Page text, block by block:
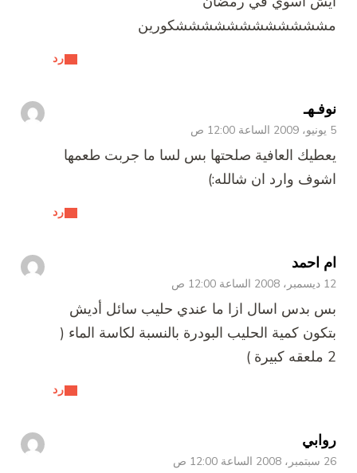
رد
مششششششششششششكورين
نوفـهـ
5 يونيو، 2009 الساعة 12:00 ص
رد
يعطيك العافية صلحتها بس لسا ما جربت طعمها
اشوف وارد ان شالله:)
ام احمد
12 ديسمبر، 2008 الساعة 12:00 ص
رد
بس بدس اسال ازا ما عندي حليب سائل أديش
بتكون كمية الحليب البودرة بالنسبة لكاسة الماء (
2 ملعقه كبيرة )
روابي
26 سبتمبر، 2008 الساعة 12:00 ص